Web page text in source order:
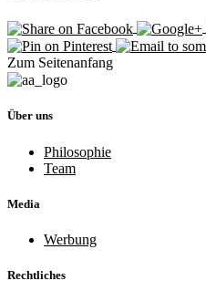
Zum Seitenanfang
Über uns
Philosophie
Team
Media
Werbung
Rechtliches